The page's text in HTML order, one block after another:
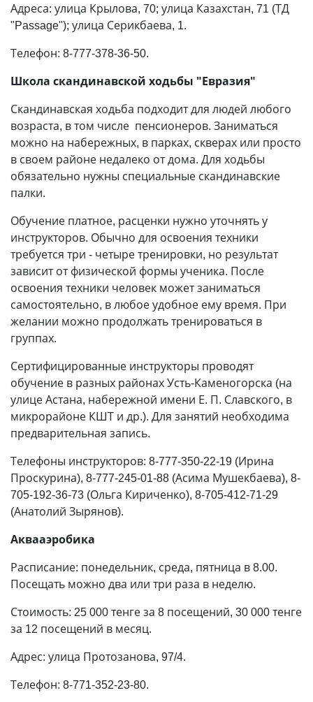
Адреса: улица Крылова, 70; улица Казахстан, 71 (ТД
"Passage"); улица Серикбаева, 1.
Телефон: 8-777-378-36-50.
Школа скандинавской ходьбы "Евразия"
Скандинавская ходьба подходит для людей любого
возраста, в том числе пенсионеров. Заниматься
можно на набережных, в парках, скверах или просто
в своем районе недалеко от дома. Для ходьбы
обязательно нужны специальные скандинавские
палки.
Обучение платное, расценки нужно уточнять у
инструкторов. Обычно для освоения техники
требуется три - четыре тренировки, но результат
зависит от физической формы ученика. После
освоения техники человек может заниматься
самостоятельно, в любое удобное ему время. При
желании можно продолжать тренироваться в
группах.
Сертифицированные инструкторы проводят
обучение в разных районах Усть-Каменогорска (на
улице Астана, набережной имени Е. П. Славского, в
микрорайоне КШТ и др.). Для занятий необходима
предварительная запись.
Телефоны инструкторов: 8-777-350-22-19 (Ирина
Проскурина), 8-777-245-01-88 (Асима Мушекбаева), 8-
705-192-36-73 (Ольга Кириченко), 8-705-412-71-29
(Анатолий Зырянов).
Аквааэробика
Расписание: понедельник, среда, пятница в 8.00.
Посещать можно два или три раза в неделю.
Стоимость: 25 000 тенге за 8 посещений, 30 000 тенге
за 12 посещений в месяц.
Адрес: улица Протозанова, 97/4.
Телефон: 8-771-352-23-80.